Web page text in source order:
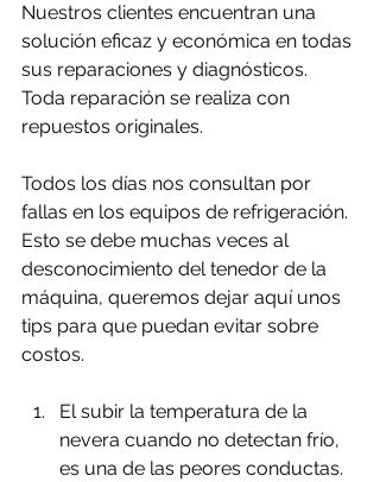
Nuestros clientes encuentran una
solución eficaz y económica en todas
sus reparaciones y diagnósticos.
Toda reparación se realiza con
repuestos originales.
Todos los días nos consultan por
fallas en los equipos de refrigeración.
Esto se debe muchas veces al
desconocimiento del tenedor de la
máquina, queremos dejar aquí unos
tips para que puedan evitar sobre
costos.
El subir la temperatura de la
nevera cuando no detectan frío,
es una de las peores conductas.